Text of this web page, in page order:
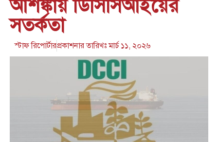
আশঙ্কায় ডিসিসিআইয়ের
সতর্কতা
স্টাফ রিপোর্টারপ্রকাশনার তারিখঃমার্চ ১১, ২০২৬